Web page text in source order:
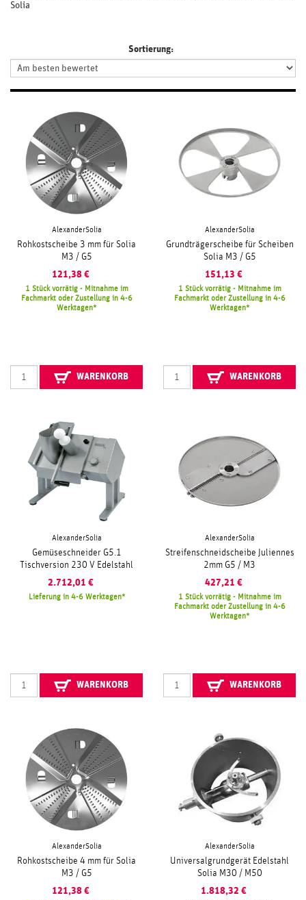
Solia
Sortierung:
AlexanderSolia
Rohkostscheibe 3 mm für Solia
M3 / G5
121,38 €
1 Stück vorrätig - Mitnahme im
Fachmarkt oder Zustellung in 4-6
Werktagen
WARENKORB
AlexanderSolia
Grundträgerscheibe für Scheiben
Solia M3 / G5
151,13 €
1 Stück vorrätig - Mitnahme im
Fachmarkt oder Zustellung in 4-6
Werktagen
WARENKORB
AlexanderSolia
Gemüseschneider G5.1
Tischversion 230 V Edelstahl
2.712,01 €
Lieferung in 4-6 Werktagen
WARENKORB
AlexanderSolia
Streifenschneidscheibe Juliennes
2mm G5 / M3
427,21 €
1 Stück vorrätig - Mitnahme im
Fachmarkt oder Zustellung in 4-6
Werktagen
WARENKORB
AlexanderSolia
Rohkostscheibe 4 mm für Solia
M3 / G5
121,38 €
AlexanderSolia
Universalgrundgerät Edelstahl
Solia M30 / M50
1.818,32 €